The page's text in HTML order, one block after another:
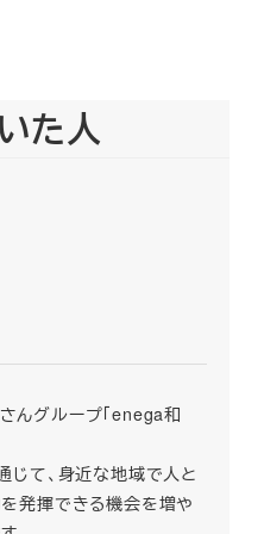
た人
んグループ「enega和
じて、身近な地域で人と
発揮できる機会を増や